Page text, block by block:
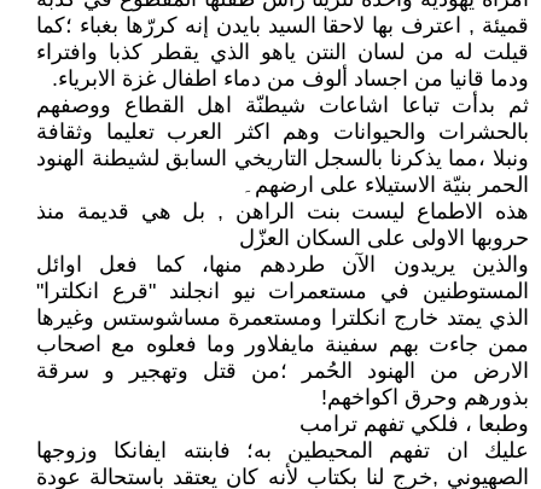
قميئة , اعترف بها لاحقا السيد بايدن إنه كررّها بغباء ؛كما
قيلت له من لسان النتن ياهو الذي يقطر كذبا وافتراء
ودما قانيا من اجساد ألوف من دماء اطفال غزة الابرياء.
ثم بدأت تباعا اشاعات شيطنّة اهل القطاع ووصفهم
بالحشرات والحيوانات وهم اكثر العرب تعليما وثقافة
ونبلا ،مما يذكرنا بالسجل التاريخي السابق لشيطنة الهنود
الحمر بنيّة الاستيلاء على ارضهم۔
هذه الاطماع ليست بنت الراهن , بل هي قديمة منذ
حروبها الاولى على السكان العزّل
والذين يريدون الآن طردهم منها، كما فعل اوائل
المستوطنين في مستعمرات نيو انجلند "قرع انكلترا"
الذي يمتد خارج انكلترا ومستعمرة مساشوستس وغيرها
ممن جاءت بهم سفينة مايفلاور وما فعلوه مع اصحاب
الارض من الهنود الحُمر ؛من قتل وتهجير و سرقة
بذورهم وحرق اكواخهم!
وطبعا ، فلكي تفهم ترامب
عليك ان تفهم المحيطين به؛ فابنته ايفانكا وزوجها
الصهيوني ,خرج لنا بكتاب لأنه كان يعتقد باستحالة عودة